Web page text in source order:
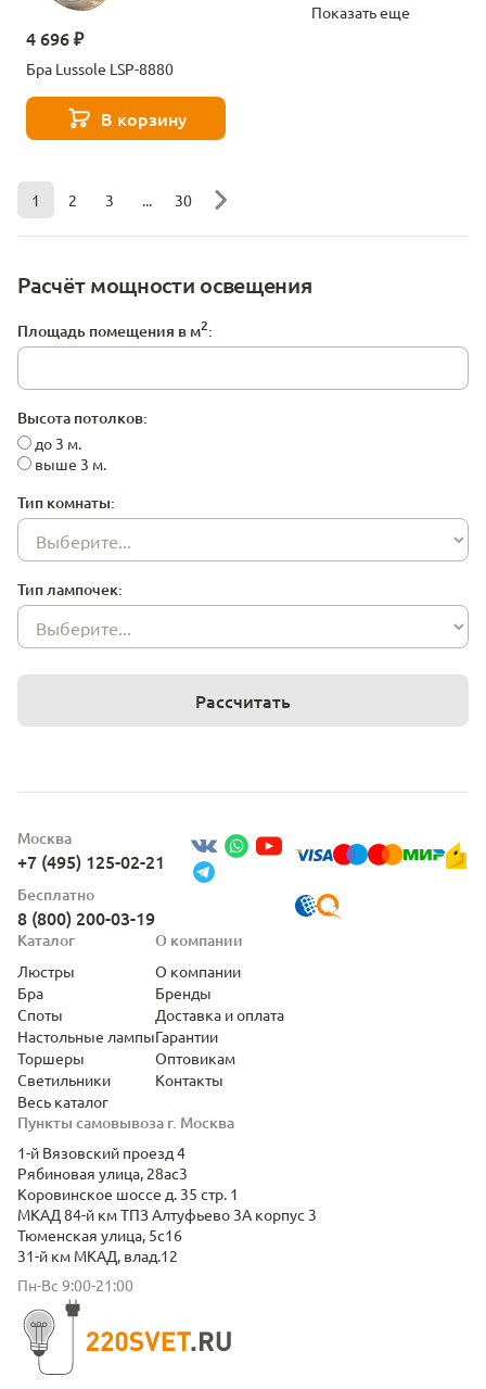
Расчёт мощности освещения
Площадь помещения в м2:
Высота потолков:
до 3 м.
выше 3 м.
Тип комнаты:
Тип лампочек:
Рассчитать
4 696 ₽
Бра Lussole LSP-8880
В корзину
Показать еще
1 2 3 30
Москва
+7 (495) 125-02-21
Бесплатно
8 (800) 200-03-19
Пункты самовывоза г. Москва
1-й Вязовский проезд 4
Рябиновая улица, 28ас3
Коровинское шоссе д. 35 стр. 1
МКАД 84-й км ТПЗ Алтуфьево 3А корпус 3
Тюменская улица, 5с16
31-й км МКАД, влад.12
Пн-Вс 9:00-21:00
Каталог
Люстры
Бра
Споты
Настольные лампы
Торшеры
Светильники
Весь каталог
О компании
О компании
Бренды
Доставка и оплата
Гарантии
Оптовикам
Контакты